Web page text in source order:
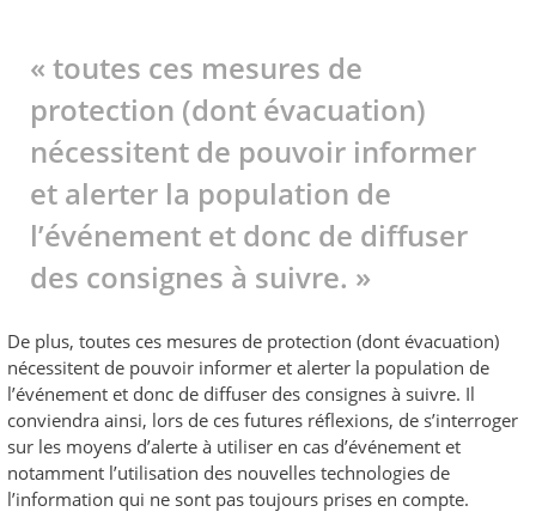
« toutes ces mesures de
protection (dont évacuation)
nécessitent de pouvoir informer
et alerter la population de
l’événement et donc de diffuser
des consignes à suivre. »
De plus, toutes ces mesures de protection (dont évacuation)
nécessitent de pouvoir informer et alerter la population de
l’événement et donc de diffuser des consignes à suivre. Il
conviendra ainsi, lors de ces futures réflexions, de s’interroger
sur les moyens d’alerte à utiliser en cas d’événement et
notamment l’utilisation des nouvelles technologies de
l’information qui ne sont pas toujours prises en compte.